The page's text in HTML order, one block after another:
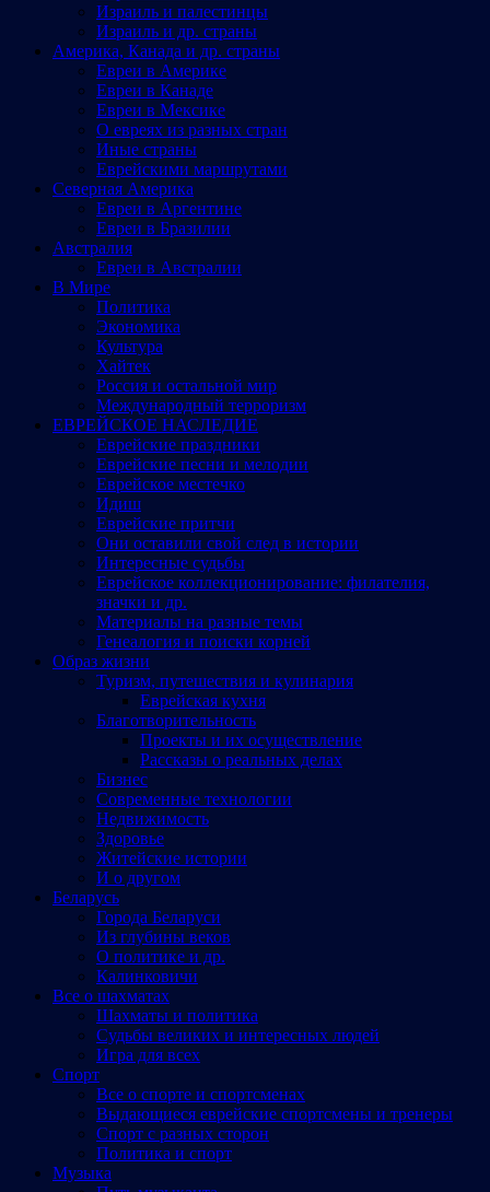
Израиль и палестинцы
Израиль и др. страны
Америка, Канада и др. страны
Евреи в Америке
Евреи в Канаде
Евреи в Мексике
О евреях из разных стран
Иные страны
Еврейскими маршрутами
Северная Америка
Евреи в Аргентине
Евреи в Бразилии
Австралия
Евреи в Австралии
В Мире
Политика
Экономика
Культура
Хайтек
Россия и остальной мир
Международный терроризм
ЕВРЕЙСКОЕ НАСЛЕДИЕ
Еврейские праздники
Еврейские песни и мелодии
Еврейское местечко
Идиш
Еврейские притчи
Они оставили свой след в истории
Интересные судьбы
Еврейское коллекционирование: филателия,
значки и др.
Материалы на разные темы
Генеалогия и поиски корней
Образ жизни
Туризм, путешествия и кулинария
Еврейская кухня
Благотворительность
Проекты и их осуществление
Рассказы о реальных делах
Бизнес
Современные технологии
Недвижимость
Здоровье
Житейские истории
И о другом
Беларусь
Города Беларуси
Из глубины веков
О политике и др.
Калинковичи
Все о шахматах
Шахматы и политика
Судьбы великих и интересных людей
Игра для всех
Спорт
Все о спорте и спортсменах
Выдающиеся еврейские спортсмены и тренеры
Спорт с разных сторон
Политика и спорт
Музыка